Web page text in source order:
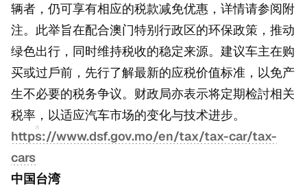
辆者，仍可享有相应的税款减免优惠，详情请参阅附
注。此举旨在配合澳门特别行政区的环保政策，推动
绿色出行，同时维持税收的稳定来源。建议车主在购
买或过戶前，先行了解最新的应税价值标准，以免产
生不必要的税务争议。财政局亦表示将定期检討相关
税率，以适应汽车市场的变化与技术进步。
https://www.dsf.gov.mo/en/tax/tax-car/tax-
cars
中国台湾